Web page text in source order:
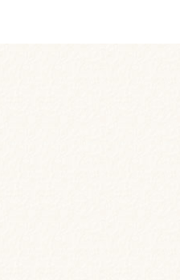
¥490
チーズケ
フェ ¥590